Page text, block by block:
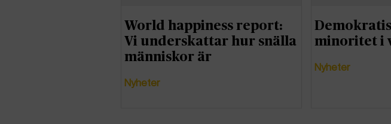
World happiness report:
Vi underskattar hur snälla
människor är
Nyheter
minoritet i
Nyheter